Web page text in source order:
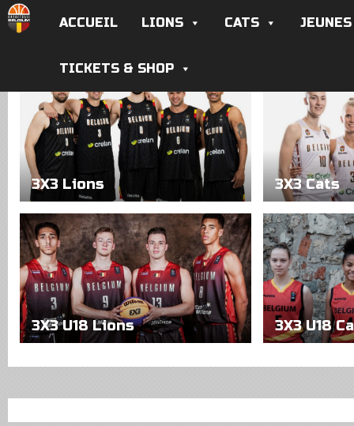
ACCUEIL LIONS CATS JEUNES
TICKETS & SHOP
3X3 Lions 3X3 Cats
3X3 U18 Lions 3X3 U18